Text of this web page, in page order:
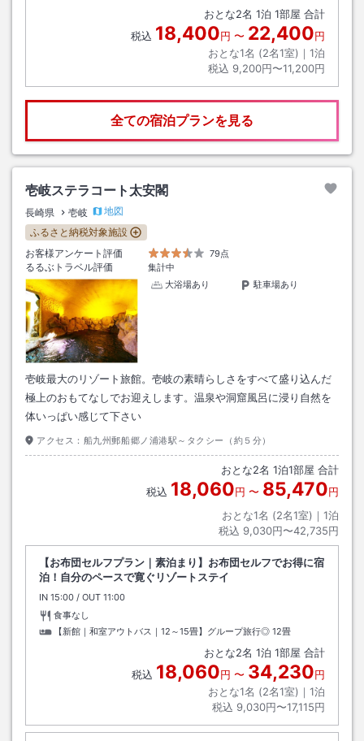
おとな2名 1泊 1部屋 合計
税込 18,400円 〜 22,400円
おとな1名 (2名1室)｜ 1泊
税込 9,200円〜11,200円
全ての宿泊プランを見る
壱岐ステラコート太安閣
長崎県 壱岐
地図
ふるさと納税対象施設
お客様アンケート評価
79点
るるぶトラベル評価
集計中
大浴場あり
駐車場あり
壱岐最大のリゾート旅館。壱岐の素晴らしさをすべて盛り込んだ
極上のおもてなしでお迎えします。温泉や洞窟風呂に浸り自然を
体いっぱい感じて下さい
アクセス： 船九州郵船郷ノ浦港駅～タクシー（約５分）
おとな2名 1泊1部屋 合計
税込 18,060円 〜 85,470円
おとな1名 (2名1室)｜ 1泊
税込 9,030円〜42,735円
【お布団セルフプラン｜素泊まり】お布団セルフでお得に宿
泊！自分のペースで寛ぐリゾートステイ
IN チェックイン
15:00 / OUT チェックアウト
11:00
食事なし
【新館｜和室アウトバス｜12～15畳】グループ旅行◎ 12畳
おとな2名 1泊 1部屋 合計
税込 18,060円 〜 34,230円
おとな1名 (2名1室)｜ 1泊
税込 9,030円〜17,115円